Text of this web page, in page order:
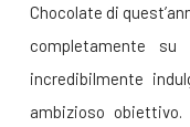
Chocolate di
completamente
incredibilmente
ambizioso